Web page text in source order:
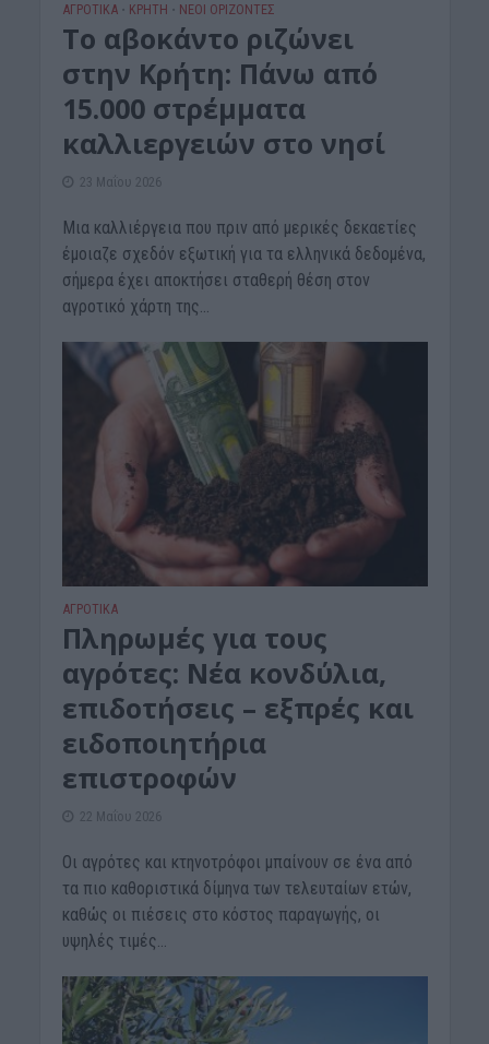
ΑΓΡΟΤΙΚΑ • ΚΡΗΤΗ • ΝΕΟΙ ΟΡΙΖΟΝΤΕΣ
Το αβοκάντο ριζώνει
στην Κρήτη: Πάνω από
15.000 στρέμματα
καλλιεργειών στο νησί
23 Μαΐου 2026
Μια καλλιέργεια που πριν από μερικές δεκαετίες
έμοιαζε σχεδόν εξωτική για τα ελληνικά δεδομένα,
σήμερα έχει αποκτήσει σταθερή θέση στον
αγροτικό χάρτη της...
ΑΓΡΟΤΙΚΑ
Πληρωμές για τους
αγρότες: Νέα κονδύλια,
επιδοτήσεις – εξπρές και
ειδοποιητήρια
επιστροφών
22 Μαΐου 2026
Οι αγρότες και κτηνοτρόφοι μπαίνουν σε ένα από
τα πιο καθοριστικά δίμηνα των τελευταίων ετών,
καθώς οι πιέσεις στο κόστος παραγωγής, οι
υψηλές τιμές...